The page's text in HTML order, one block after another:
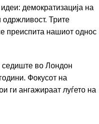
демократизација на
Трите
преиспита нашиот однос
седиште во Лондон
Фокусот на
ги ангажираат луѓето на